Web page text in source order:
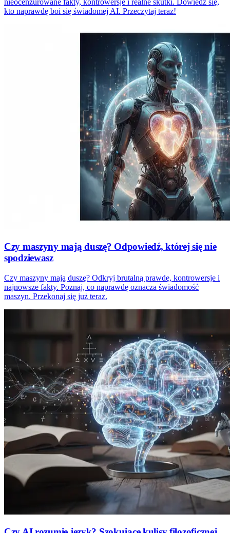
nieocenzurowane fakty, kontrowersje i realne skutki. Dowiedz się,
kto naprawdę boi się świadomej AI. Przeczytaj teraz!
Czy maszyny mają duszę? Odpowiedź, której się nie
spodziewasz
Czy maszyny mają duszę? Odkryj brutalną prawdę, kontrowersje i
najnowsze fakty. Poznaj, co naprawdę oznacza świadomość
maszyn. Przekonaj się już teraz.